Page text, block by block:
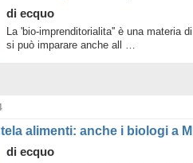
di ecquo
La 'bio-imprenditorialita'' è una materia
si può imparare anche all …
alimenti: anche i biologi a
di ecquo